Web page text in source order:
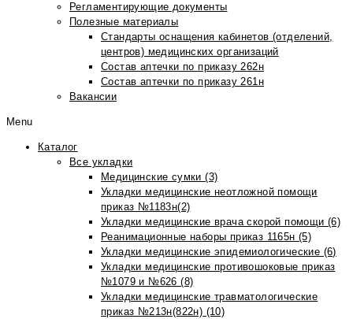
Регламентирующие документы
Полезные материалы
Стандарты оснащения кабинетов (отделений,
центров) медицинских организаций
Состав аптечки по приказу 262н
Состав аптечки по приказу 261н
Вакансии
Menu
Каталог
Все укладки
Медицинские сумки (3)
Укладки медицинские неотложной помощи
приказ №1183н(2)
Укладки медицинские врача скорой помощи (6)
Реанимационные наборы приказ 1165н (5)
Укладки медицинские эпидемиологические (6)
Укладки медицинские противошоковые приказ
№1079 и №626 (8)
Укладки медицинские травматологические
приказ №213н(822н) (10)